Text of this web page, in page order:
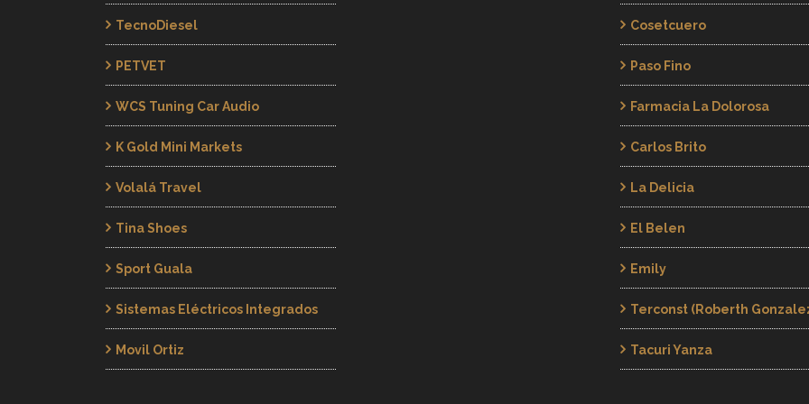
TecnoDiesel
PETVET
WCS Tuning Car Audio
K Gold Mini Markets
Volalá Travel
Tina Shoes
Sport Guala
Sistemas Eléctricos Integrados
Movil Ortiz
Cosetcuero
Paso Fino
Farmacia La Dolorosa
Carlos Brito
La Delicia
El Belen
Emily
Terconst (Roberth
Tacuri Yanza